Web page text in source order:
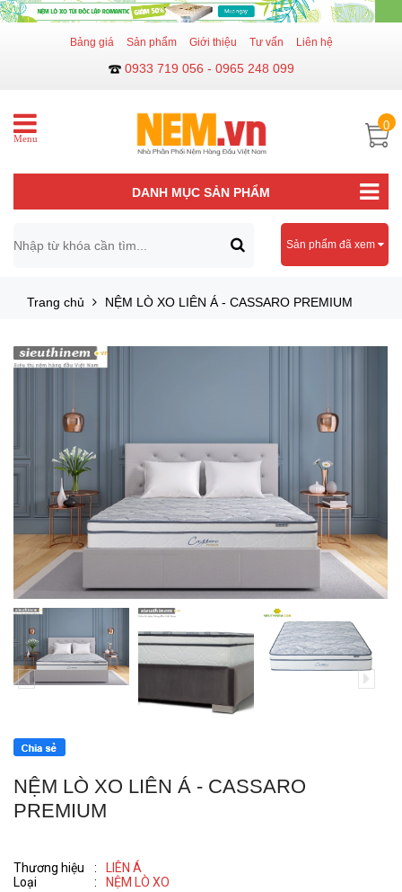
Bảng giá Sản phẩm Giới thiệu Tư vấn Liên hệ
0933 719 056 - 0965 248 099
Menu
0
DANH MỤC SẢN PHẨM
Sản phẩm đã xem
Trang chủ NỆM LÒ XO LIÊN Á - CASSARO PREMIUM
NỆM LÒ XO LIÊN Á - CASSARO
PREMIUM
Thương hiệu :
LIÊN Á
Loại
: NỆM LÒ XO